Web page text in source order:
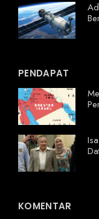
PENDAPAT
KOMENTAR